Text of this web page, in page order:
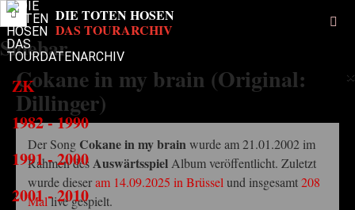
Sidebar
×
ZK
1982 - 1990
1991 - 2000
2001 - 2010
Cokane in my brain (Original:
Dillinger)
Der Song Cokane in my brainwurde am 21.01.2002 im
Rahmen desAuswärtsspiel Album veröffentlicht. Zuletzt
wurde dieseram 14.09.2025 in Brüssel und insgesamt208
Mallive gespielt.